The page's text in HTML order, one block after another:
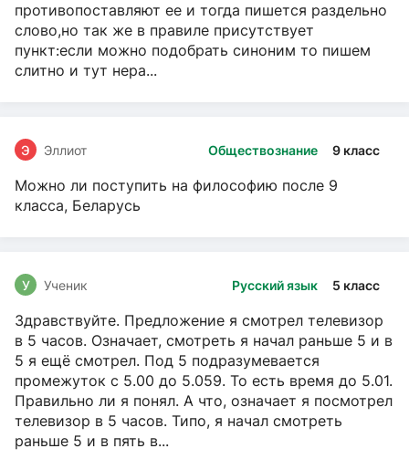
противопоставляют ее и тогда пишется раздельно
слово,но так же в правиле присутствует
пункт:если можно подобрать синоним то пишем
слитно и тут нера...
Обществознание 9 класс
Э Эллиот
Можно ли поступить на философию после 9
класса, Беларусь
Русский язык 5 класс
У Ученик
Здравствуйте. Предложение я смотрел телевизор
в 5 часов. Означает, смотреть я начал раньше 5 и в
5 я ещё смотрел. Под 5 подразумевается
промежуток с 5.00 до 5.059. То есть время до 5.01.
Правильно ли я понял. А что, означает я посмотрел
телевизор в 5 часов. Типо, я начал смотреть
раньше 5 и в пять в...